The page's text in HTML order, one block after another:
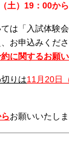
土）19：00か
は「入試体験
お申込みくださ
に関するお願い
りは11月20日
お願いいたしま